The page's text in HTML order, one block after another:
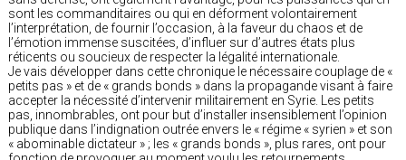
sont les commanditaires ou qui en déforment volontairement
l’interprétation, de fournir l’occasion, à la faveur du chaos et de
l’émotion immense suscitées, d’influer sur d’autres états plus
réticents ou soucieux de respecter la légalité internationale.
Je vais développer dans cette chronique le nécessaire couplage de «
petits pas » et de « grands bonds » dans la propagande visant à faire
accepter la nécessité d’intervenir militairement en Syrie. Les petits
pas, innombrables, ont pour but d’installer insensiblement l’opinion
publique dans l’indignation outrée envers le « régime « syrien » et son
« abominable dictateur » ; les « grands bonds », plus rares, ont pour